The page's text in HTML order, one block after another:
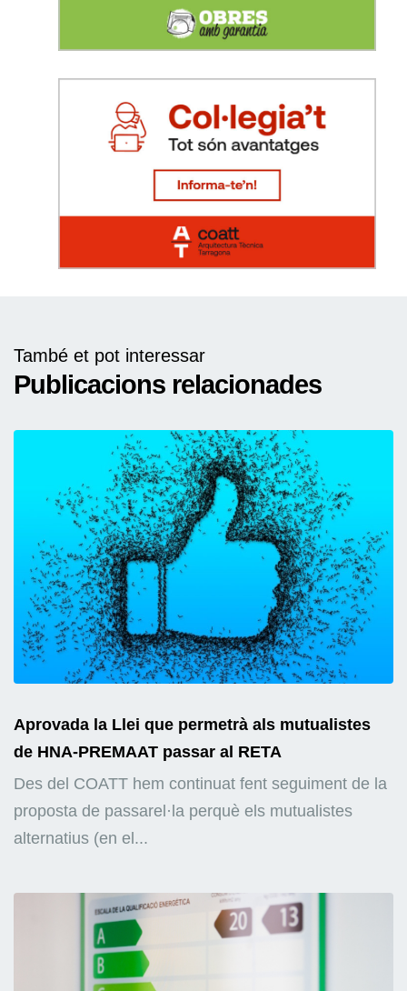
També et pot interessar
Publicacions relacionades
Aprovada la Llei que permetrà als mutualistes
de HNA-PREMAAT passar al RETA
Des del COATT hem continuat fent seguiment de la
proposta de passarel·la perquè els mutualistes
alternatius (en el...